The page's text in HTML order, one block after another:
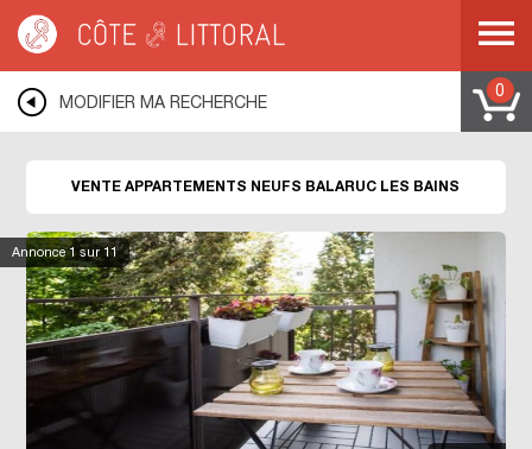
LANGUEDOC ROUSSILLON
HERAULT
MODIFIER MA RECHERCHE
0
Annonce1 sur 11
VENTE APPARTEMENTS NEUFS BALARUC LES BAINS